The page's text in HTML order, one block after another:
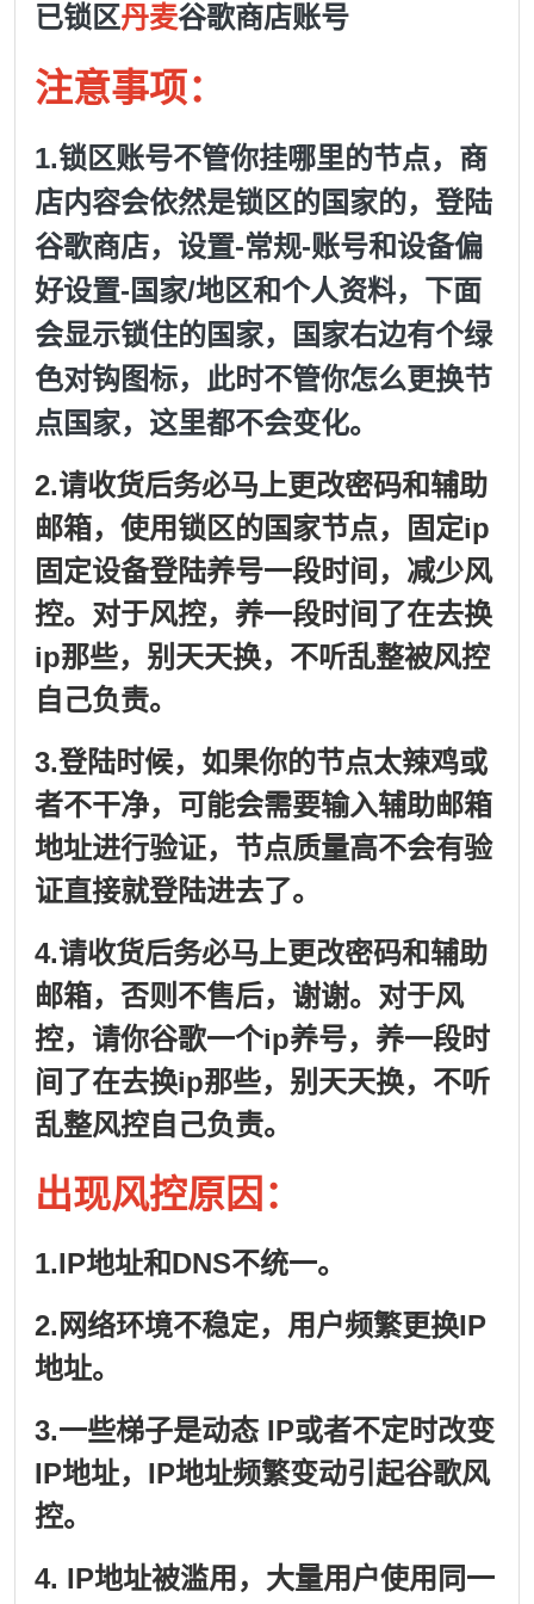
已锁区丹麦谷歌商店账号
注意事项：
1.锁区账号不管你挂哪里的节点，商
店内容会依然是锁区的国家的，登陆
谷歌商店，设置-常规-账号和设备偏
好设置-国家/地区和个人资料，下面
会显示锁住的国家，国家右边有个绿
色对钩图标，此时不管你怎么更换节
点国家，这里都不会变化。
2.请收货后务必马上更改密码和辅助
邮箱，使用锁区的国家节点，固定ip
固定设备登陆养号一段时间，减少风
控。对于风控，养一段时间了在去换
ip那些，别天天换，不听乱整被风控
自己负责。
3.登陆时候，如果你的节点太辣鸡或
者不干净，可能会需要输入辅助邮箱
地址进行验证，节点质量高不会有验
证直接就登陆进去了。
4.请收货后务必马上更改密码和辅助
邮箱，否则不售后，谢谢。对于风
控，请你谷歌一个ip养号，养一段时
间了在去换ip那些，别天天换，不听
乱整风控自己负责。
出现风控原因：
1.IP地址和DNS不统一。
2.网络环境不稳定，用户频繁更换IP
地址。
3.一些梯子是动态 IP或者不定时改变
IP地址，IP地址频繁变动引起谷歌风
控。
4. IP地址被滥用，大量用户使用同一